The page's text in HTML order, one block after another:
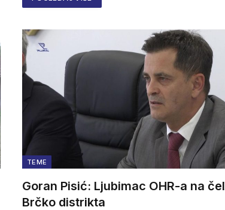
TEME
Goran Pisić: Ljubimac OHR-a na
Brčko distrikta